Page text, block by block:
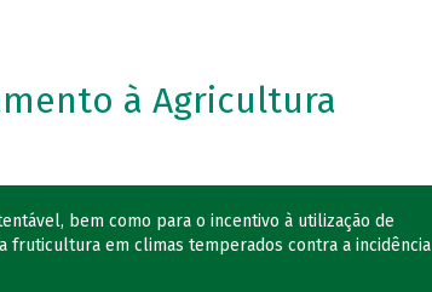
à Agricultura
bem como para o incentivo à utilização de
em climas temperados contra a incidência